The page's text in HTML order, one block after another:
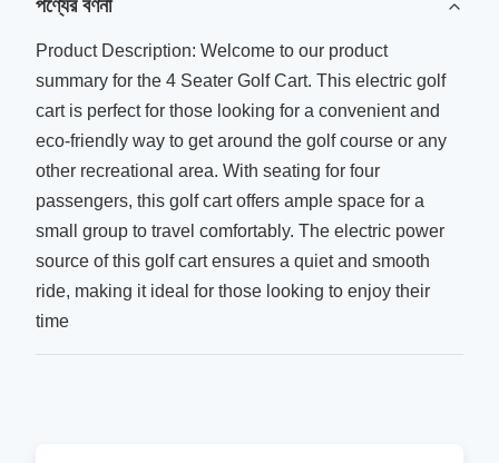
পণ্যের বর্ণনা
Product Description: Welcome to our product
summary for the 4 Seater Golf Cart. This electric golf
cart is perfect for those looking for a convenient and
eco-friendly way to get around the golf course or any
other recreational area. With seating for four
passengers, this golf cart offers ample space for a
small group to travel comfortably. The electric power
source of this golf cart ensures a quiet and smooth
ride, making it ideal for those looking to enjoy their
time